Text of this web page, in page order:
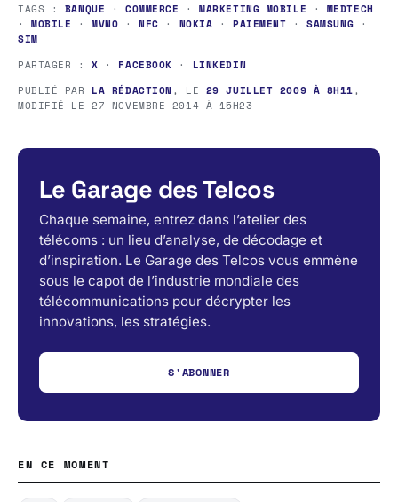
TAGS : BANQUE · COMMERCE ·MARKETING MOBILE · MEDTECH
·MOBILE ·MVNO ·NFC · NOKIA · PAIEMENT ·SAMSUNG ·
SIM
PARTAGER :X · FACEBOOK · LINKEDIN
PUBLIÉ PAR LA RÉDACTION , LE 29 JUILLET 2009 À 8H11,
MODIFIÉ LE27 NOVEMBRE 2014 À 15H23
Le Garage des Telcos
Chaque semaine, entrez dans l’atelier des
télécoms : un lieu d’analyse, de décodage et
d’inspiration. Le Garage des Telcos vous emmène
sous le capot de l’industrie mondiale des
télécommunications pour décrypter les
innovations, les stratégies.
S'ABONNER
EN CE MOMENT